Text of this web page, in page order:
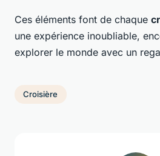
Ces éléments font de chaque
une expérience inoubliable,
explorer le monde avec un
Croisière